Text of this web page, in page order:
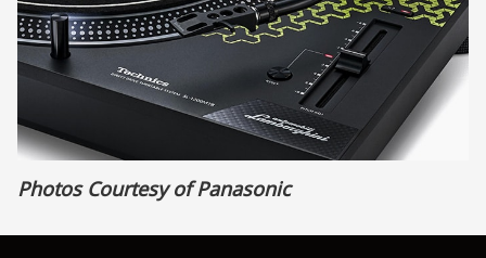
Photos Courtesy of Panasonic